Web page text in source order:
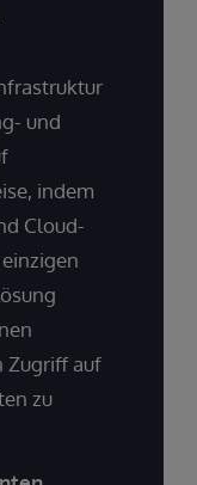
und
indem
Cloud-
Zugriff auf
zu